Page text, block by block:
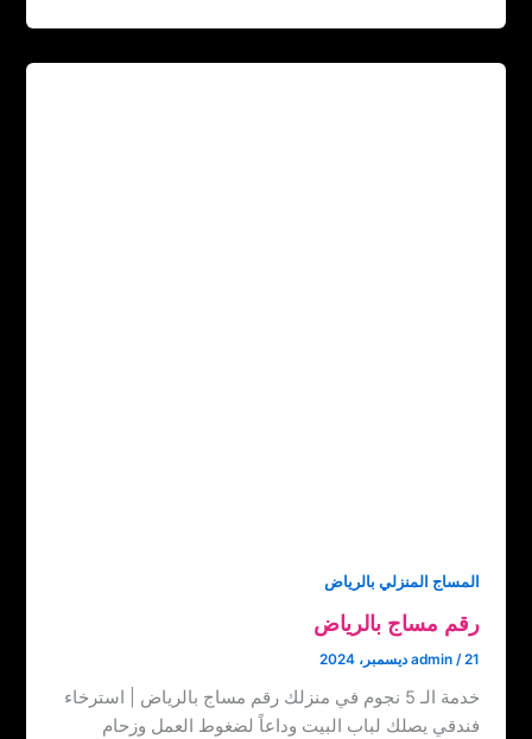
المساج المنزلي بالرياض
رقم مساج بالرياض
admin /21 ديسمبر، 2024
خدمة الـ 5 نجوم في منزلك رقم مساج بالرياض | استرخاء
فندقي يصلك لباب البيت وداعاً لضغوط العمل وزحام